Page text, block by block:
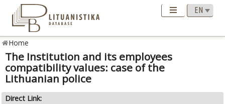
Home
The Institution and its employees
compatibility values: case of the
Lithuanian police
Direct Link: